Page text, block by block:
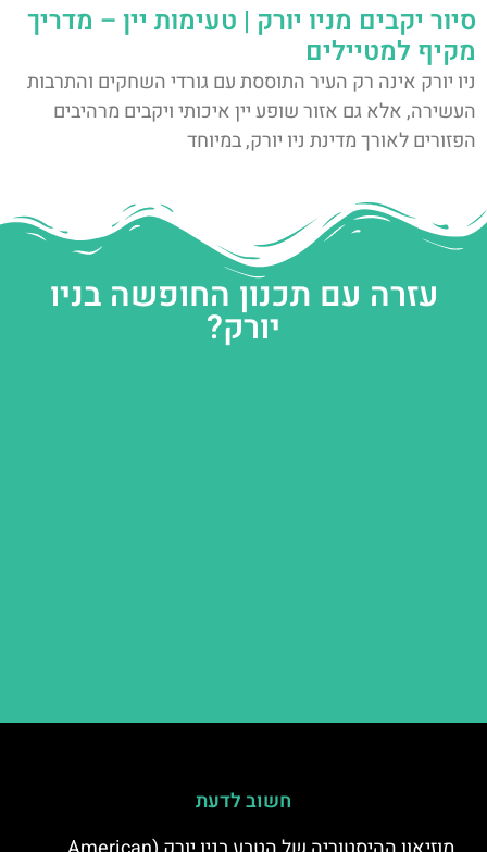
סיור יקבים מניו יורק | טעימות יין – מדריך
מקיף למטיילים
ניו יורק אינה רק העיר התוססת עם גורדי השחקים והתרבות
העשירה, אלא גם אזור שופע יין איכותי ויקבים מרהיבים
הפזורים לאורך מדינת ניו יורק, במיוחד
עזרה עם תכנון החופשה בניו
יורק?
חשוב לדעת